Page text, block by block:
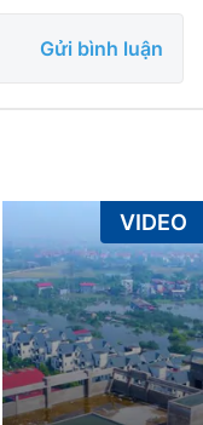
Gửi bình luận
VIDEO